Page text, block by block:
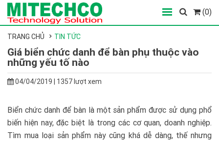
(0)
TRANG CHỦ TIN TỨC
Giá biển chức danh để bàn phụ thuộc vào
những yếu tố nào
04/04/2019 | 1357 lượt xem
Biển chức danh để bàn là một sản phẩm được sử dụng phổ
biến hiện nay, đặc biệt là trong các cơ quan, doanh nghiệp.
Tìm mua loại sản phẩm này cũng khá dễ dàng, thế nhưng